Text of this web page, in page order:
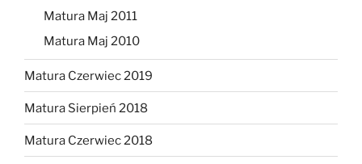
Matura Maj 2011
Matura Maj 2010
Matura Czerwiec 2019
Matura Sierpień 2018
Matura Czerwiec 2018